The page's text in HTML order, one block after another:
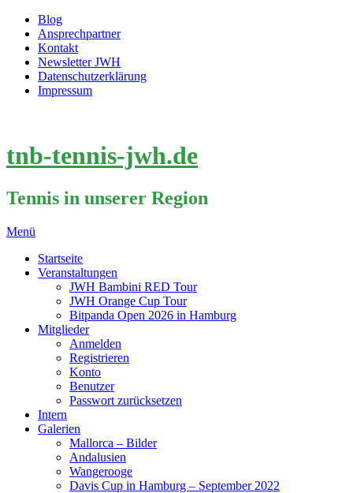
Blog
Ansprechpartner
Kontakt
Newsletter JWH
Datenschutzerklärung
Impressum
tnb-tennis-jwh.de
Tennis in unserer Region
Menü
Startseite
Veranstaltungen
JWH Bambini RED Tour
JWH Orange Cup Tour
Bitpanda Open 2026 in Hamburg
Mitglieder
Anmelden
Registrieren
Konto
Benutzer
Passwort zurücksetzen
Intern
Galerien
Mallorca – Bilder
Andalusien
Wangerooge
Davis Cup in Hamburg – September 2022